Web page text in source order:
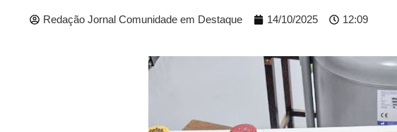
Redação Jornal Comunidade em Destaque 14/10/2025 12:09